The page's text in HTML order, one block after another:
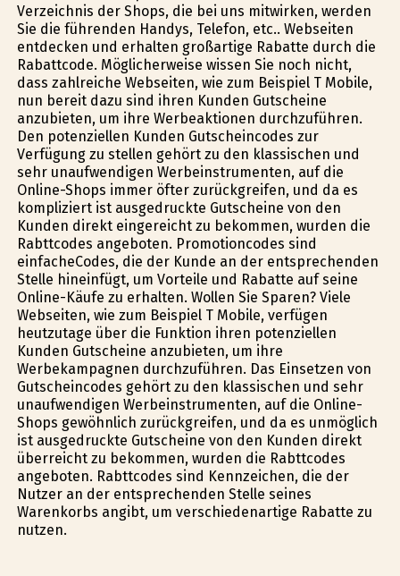
Verzeichnis der Shops, die bei uns mitwirken, werden
Sie die führenden Handys, Telefon, etc.. Webseiten
entdecken und erhalten großartige Rabatte durch die
Rabattcode. Möglicherweise wissen Sie noch nicht,
dass zahlreiche Webseiten, wie zum Beispiel T Mobile,
nun bereit dazu sind ihren Kunden Gutscheine
anzubieten, um ihre Werbeaktionen durchzuführen.
Den potenziellen Kunden Gutscheincodes zur
Verfügung zu stellen gehört zu den klassischen und
sehr unaufwendigen Werbeinstrumenten, auf die
Online-Shops immer öfter zurückgreifen, und da es
kompliziert ist ausgedruckte Gutscheine von den
Kunden direkt eingereicht zu bekommen, wurden die
Rabttcodes angeboten. Promotioncodes sind
einfacheCodes, die der Kunde an der entsprechenden
Stelle hineinfügt, um Vorteile und Rabatte auf seine
Online-Käufe zu erhalten. Wollen Sie Sparen? Viele
Webseiten, wie zum Beispiel T Mobile, verfügen
heutzutage über die Funktion ihren potenziellen
Kunden Gutscheine anzubieten, um ihre
Werbekampagnen durchzuführen. Das Einsetzen von
Gutscheincodes gehört zu den klassischen und sehr
unaufwendigen Werbeinstrumenten, auf die Online-
Shops gewöhnlich zurückgreifen, und da es unmöglich
ist ausgedruckte Gutscheine von den Kunden direkt
überreicht zu bekommen, wurden die Rabttcodes
angeboten. Rabttcodes sind Kennzeichen, die der
Nutzer an der entsprechenden Stelle seines
Warenkorbs angibt, um verschiedenartige Rabatte zu
nutzen.